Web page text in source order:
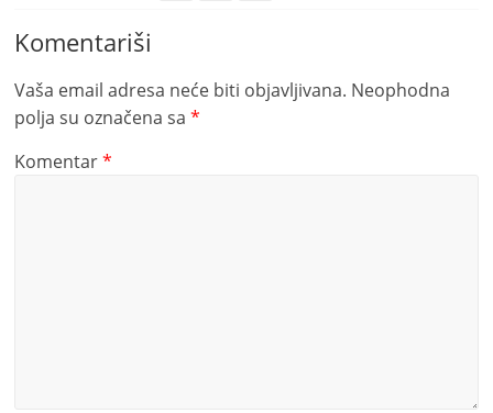
Komentariši
Vaša email adresa neće biti objavljivana. Neophodna
polja su označena sa*
Komentar*